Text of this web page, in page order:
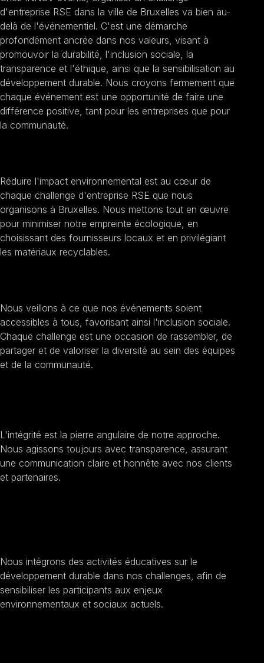
d'entreprise RSE dans la ville de Bruxelles va bien au-
delà de l'événementiel. C'est une démarche
profondément ancrée dans nos valeurs, visant à
promouvoir la durabilité, l'inclusion sociale, la
transparence et l'éthique, ainsi que la sensibilisation au
développement durable. Nous croyons fermement que
chaque événement est une opportunité de faire une
différence positive, tant pour les entreprises que pour
la communauté.
Réduire l'impact environnemental est au cœur de
chaque challenge d'entreprise RSE que nous
organisons à Bruxelles. Nous mettons tout en œuvre
pour minimiser notre empreinte écologique, en
choisissant des fournisseurs locaux et en privilégiant
les matériaux recyclables.
Nous veillons à ce que nos événements soient
accessibles à tous, favorisant ainsi l'inclusion sociale.
Chaque challenge est une occasion de rassembler, de
partager et de valoriser la diversité au sein des équipes
et de la communauté.
L'intégrité est la pierre angulaire de notre approche.
Nous agissons toujours avec transparence, assurant
une communication claire et honnête avec nos clients
et partenaires.
Nous intégrons des activités éducatives sur le
développement durable dans nos challenges, afin de
sensibiliser les participants aux enjeux
environnementaux et sociaux actuels.